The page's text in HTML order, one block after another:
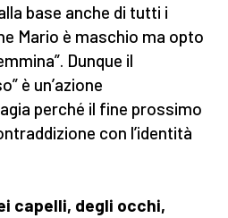
base anche di tutti i
Mario è maschio ma opto
Dunque il
è un’azione
perché il fine prossimo
con l’identità
capelli, degli occhi,